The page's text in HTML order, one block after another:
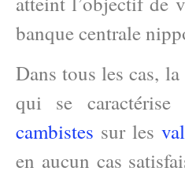
banque centrale
Dans tous les cas,
qui se
cambistes sur les
en aucun cas